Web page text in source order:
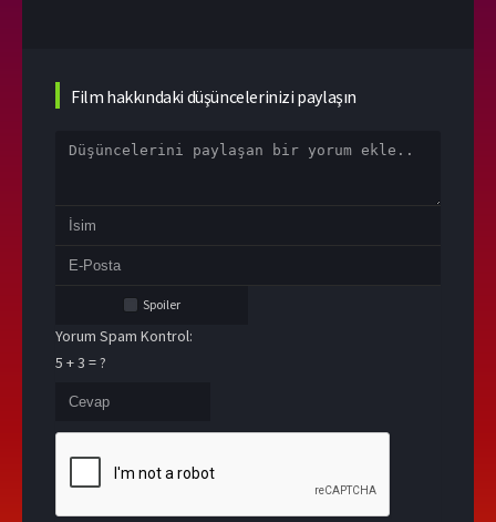
Film hakkındaki düşüncelerinizi paylaşın
Spoiler
Yorum Spam Kontrol:
5 + 3 = ?